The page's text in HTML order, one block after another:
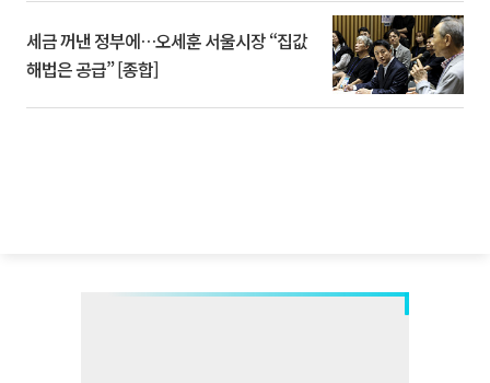
세금 꺼낸 정부에…오세훈 서울시장 “집값
해법은 공급” [종합]